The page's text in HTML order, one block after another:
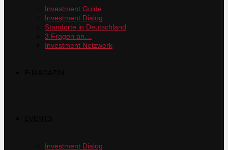
Investment Guide
Investment Dialog
Standorte in Deutschland
3 Fragen an…
Investment Netzwerk
Investment Dialog